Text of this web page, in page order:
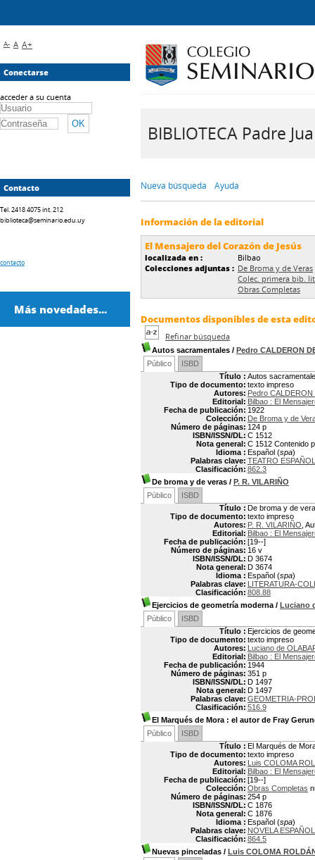
BIBLIOTECA Padre
Nueva búsqueda Ayuda
Información de la editorial
El Mensajero del Corazón de Jesús
localizada en :
Bilbao
Colecciones adjuntas : De Broma y de Veras
Colec. primera bib.
Obras Completas
Documentos disponibles de esta
Refinar búsqueda
Autos sacramentales / Pedro CALDERON
Público
ISBD
Título : Autos
Tipo de documento: texto impreso
Autores: Pedro
Editorial: Bilbao : El
Fecha de publicación: 1922
Colección: De Broma y de
Número de páginas: 124 p
ISBN/ISSN/DL: C 1512
Nota general: C 1512 Contenido
Idioma : Español (spa)
Palabras clave: TEATRO
Clasificación: 862.3
De broma y de veras / P. R. VILARIÑO
Público
ISBD
Título : De broma y de
Tipo de documento: texto impreso
Autores: P. R. VILARIÑO ,
Editorial: Bilbao : El
Fecha de publicación: [19--]
Número de páginas: 16 v
ISBN/ISSN/DL: D 3674
Nota general: D 3674
Idioma : Español (spa)
Palabras clave: LITERATURA-
Clasificación: 808.88
Ejercicios de geometría moderna / Luciano
Público
ISBD
Título : Ejercicios de
Tipo de documento: texto impreso
Autores: Luciano de
Editorial: Bilbao : El
Fecha de publicación: 1944
Número de páginas: 351 p
ISBN/ISSN/DL: D 1497
Nota general: D 1497
Palabras clave: GEOMETRIA-
Clasificación: 516.9
El Marqués de Mora : el autor de Fray
Público
ISBD
Título : El Marqués de
Tipo de documento: texto impreso
Autores: Luis COLOMA
Editorial: Bilbao : El
Fecha de publicación: [19--]
Colección: Obras Completas
Número de páginas: 254 p
ISBN/ISSN/DL: C 1876
Nota general: C 1876
Idioma : Español (spa)
Palabras clave: NOVELA
Clasificación: 864.5
Nuevas pinceladas / Luis COLOMA
A- A A+
Conectarse
acceder a su cuenta
Contacto
Tel. 2418 4075 int. 212
biblioteca@seminario.edu.uy
contacto
Más novedades...